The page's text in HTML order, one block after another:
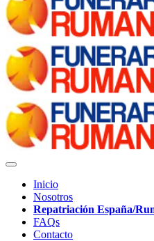
Inicio
Nosotros
Repatriación España/
FAQs
Contacto